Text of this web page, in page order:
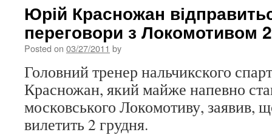
Юрій Красножан
переговори з Локомотивом
Posted on 03/27/2011 by
Головний тренер нальчикского
Красножан, який майже напевно
московського Локомотиву, заявив,
вилетить 2 грудня.